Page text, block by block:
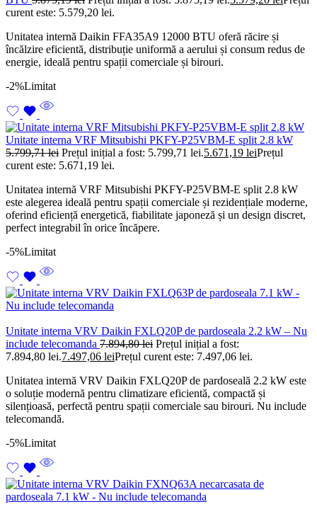
curent este: 5.579,20 lei.
Unitatea internă Daikin FFA35A9 12000 BTU oferă răcire și
încălzire eficientă, distribuție uniformă a aerului și consum redus de
energie, ideală pentru spații comerciale și birouri.
-2%Limitat
Unitate interna VRF Mitsubishi PKFY-P25VBM-E split 2.8 kW
5.799,71lei Prețul inițial a fost: 5.799,71 lei.5.671,19 leiPrețul
curent este: 5.671,19 lei.
Unitatea internă VRF Mitsubishi PKFY-P25VBM-E split 2.8 kW
este alegerea ideală pentru spații comerciale și rezidențiale moderne,
oferind eficiență energetică, fiabilitate japoneză și un design discret,
perfect integrabil în orice încăpere.
-5%Limitat
Unitate interna VRV Daikin FXLQ20P de pardoseala 2.2 kW – Nu
include telecomanda 7.894,80lei Prețul inițial a fost:
7.894,80 lei.7.497,06 leiPrețul curent este: 7.497,06 lei.
Unitatea internă VRV Daikin FXLQ20P de pardoseală 2.2 kW este
o soluție modernă pentru climatizare eficientă, compactă și
silențioasă, perfectă pentru spații comerciale sau birouri. Nu include
telecomandă.
-5%Limitat